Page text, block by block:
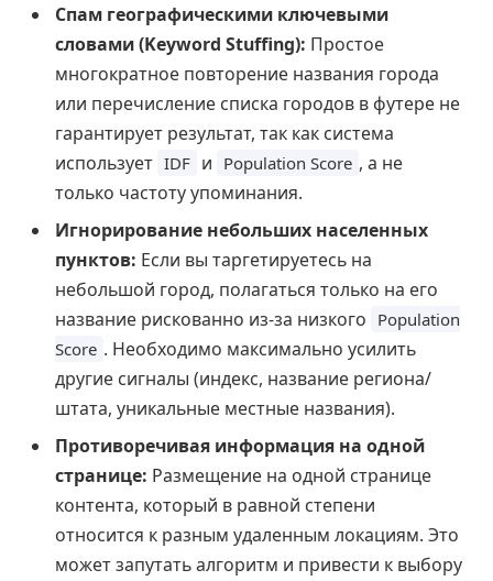
Спам географическими ключевыми
словами (Keyword Stuffing): Простое
многократное повторение названия города
или перечисление списка городов в футере не
гарантирует результат, так как система
использует IDF и Population Score , а не
только частоту упоминания.
Игнорирование небольших населенных
пунктов: Если вы таргетируетесь на
небольшой город, полагаться только на его
название рискованно из-за низкого Population
Score . Необходимо максимально усилить
другие сигналы (индекс, название региона/
штата, уникальные местные названия).
Противоречивая информация на одной
странице: Размещение на одной странице
контента, который в равной степени
относится к разным удаленным локациям. Это
может запутать алгоритм и привести к выбору